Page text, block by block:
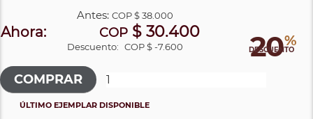
20%
DESCUENTO
Antes:COP$ 38.000
Ahora: COP $ 30.400
Descuento: COP $ -7.600
ÚLTIMO EJEMPLAR DISPONIBLE